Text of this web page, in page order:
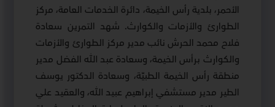
الأحمر، بلدية رأس الخيمة، دائرة الخدمات العامة، مركز
الطوارئ والأزمات والكوارث. شهد التمرين سعادة
فلاح محمد الحرش نائب مدير مركز الطوارئ والأزمات
والكوارث برأس الخيمة، وسعادة عبد الله الفضل مدير
منطقة رأس الخيمة الطبيّة، وسعادة الدكتور يوسف
الطير مدير مستشفي إبراهيم عبيد الله، والعقيد علي